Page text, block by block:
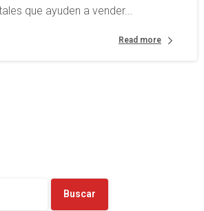
que ayuden a vender...
Read more
Buscar